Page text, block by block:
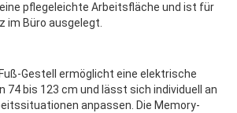
pflegeleichte Arbeitsfläche und ist für
im Büro ausgelegt.
Gestell ermöglicht eine elektrische
74 bis 123 cm und lässt sich individuell an
anpassen. Die Memory-